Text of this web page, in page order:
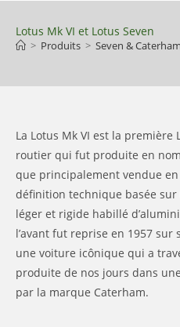
content
Lotus Mk VI et Lotus Seven
> Produits > Seven & Caterham
La Lotus Mk VI est la première
routier qui fut produite en
que principalement vendue
définition technique basée
léger et rigide habillé
l’avant fut reprise en 1957 sur
une voiture icônique qui a
produite de nos jours dans
par la marque Caterham.